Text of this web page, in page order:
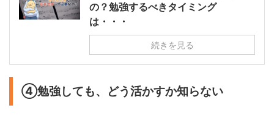
の？勉強するべきタイミング
は・・・
続きを見る
④勉強しても、どう活かすか知らない